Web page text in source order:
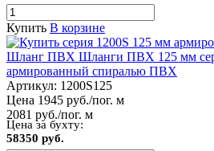
Купить В корзине
Шланг ПВХ Шланги ПВХ 125 мм
армированный спиралью ПВХ
Артикул: 1200S125
Цена 1945 руб./пог. м
2081 руб./пог. м
Цена за бухту:
58350 руб.